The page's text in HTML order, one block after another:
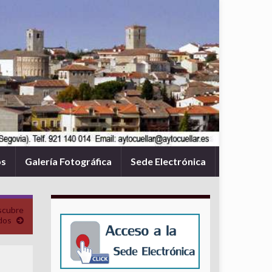
Galería Fotográfica Sede Electrónica